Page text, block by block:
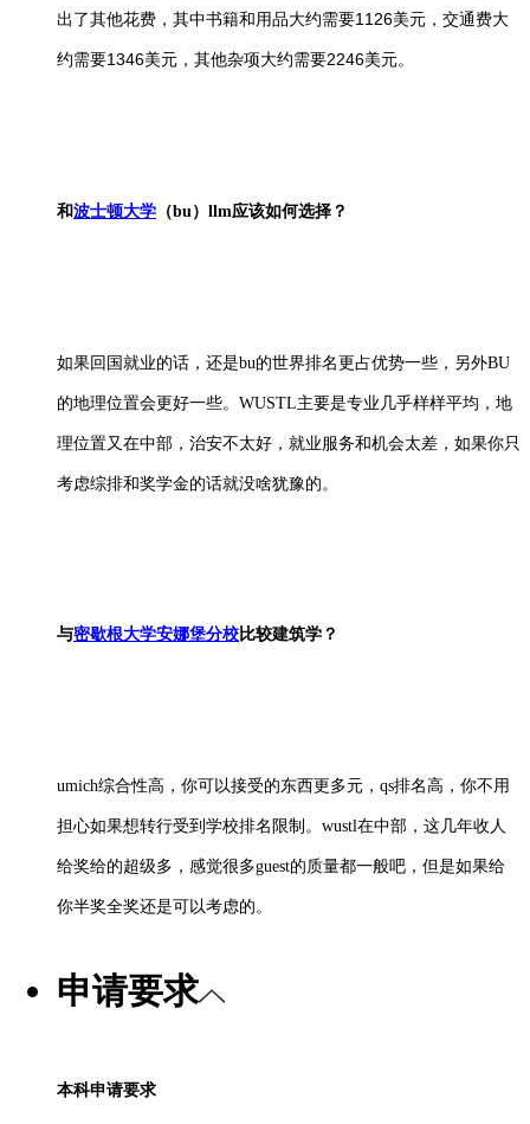
出了其他花费，其中书籍和用品大约需要1126美元，交通费大
约需要1346美元，其他杂项大约需要2246美元。
和波士顿大学 （bu）llm应该如何选择？
如果回国就业的话，还是bu的世界排名更占优势一些，另外BU
的地理位置会更好一些。WUSTL主要是专业几乎样样平均，地
理位置又在中部，治安不太好，就业服务和机会太差，如果你只
考虑综排和奖学金的话就没啥犹豫的。
与密歇根大学安娜堡分校 比较建筑学？
umich综合性高，你可以接受的东西更多元，qs排名高，你不用
担心如果想转行受到学校排名限制。wustl在中部，这几年收人
给奖给的超级多，感觉很多guest的质量都一般吧，但是如果给
你半奖全奖还是可以考虑的。
申请要求
本科申请要求